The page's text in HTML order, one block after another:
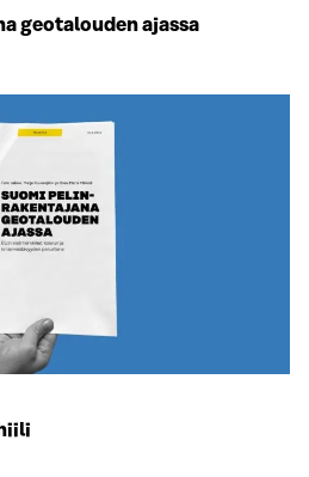
geotalouden ajassa